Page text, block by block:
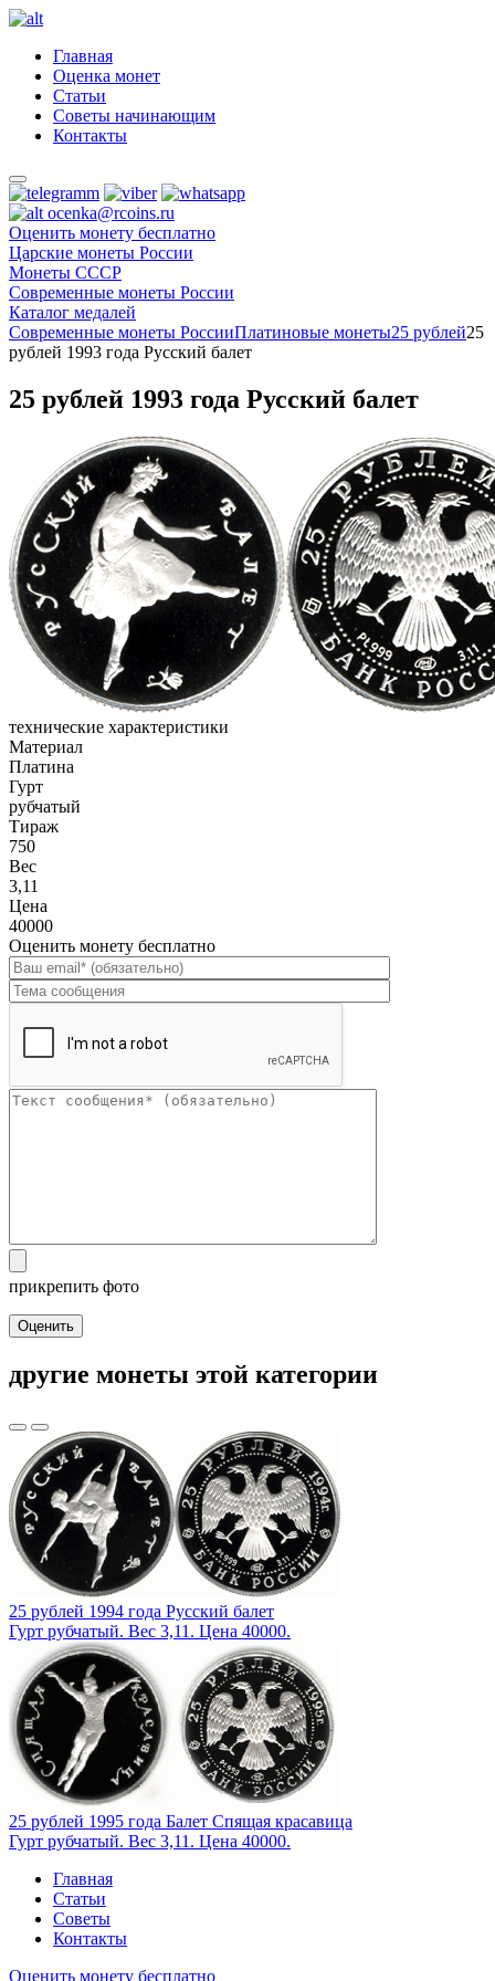
Главная
Оценка монет
Статьи
Советы начинающим
Контакты
ocenka@rcoins.ru
Оценить монету бесплатно
Царские монеты России
Монеты СССР
Современные монеты России
Каталог медалей
Современные монеты РоссииПлатиновые монеты25 рублей25
рублей 1993 года Русский балет
25 рублей 1993 года Русский балет
технические характеристики
Материал
Платина
Гурт
рубчатый
Тираж
750
Вес
3,11
Цена
40000
Оценить монету бесплатно
прикрепить фото
Оценить
другие монеты этой категории
25 рублей 1994 года Русский балет
Гурт рубчатый. Вес 3,11. Цена 40000.
25 рублей 1995 года Балет Спящая красавица
Гурт рубчатый. Вес 3,11. Цена 40000.
Главная
Статьи
Советы
Контакты
Оценить монету бесплатно